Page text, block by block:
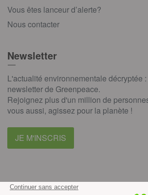
Vous êtes lanceur d’alerte?
Nous contacter
Newsletter
L'actualité environnementale décryptée
newsletter de Greenpeace.
Rejoignez plus d'un million de
vous aussi, agissez pour la planète !
JE M'INSCRIS